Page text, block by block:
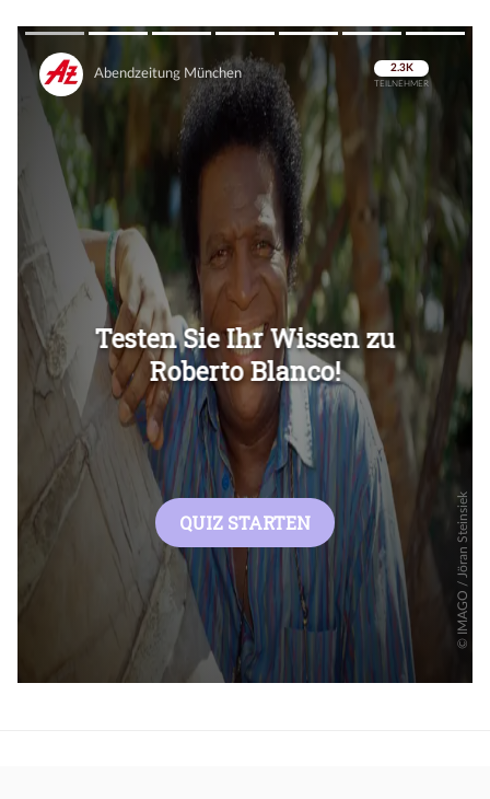
Überspringen
Überspringen